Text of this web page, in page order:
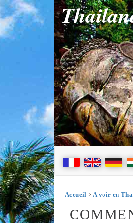
Accueil > A voir en